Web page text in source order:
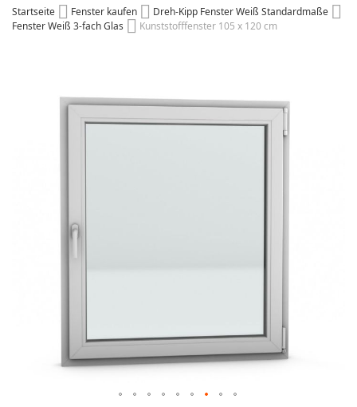
Startseite Fenster kaufen
Dreh-Kipp Fenster Weiß Standardmaße
Fenster Weiß 3-fach Glas
Kunststofffenster 105 x 120 cm